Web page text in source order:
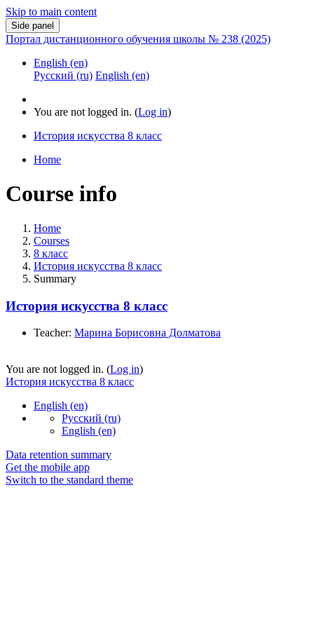
Skip to main content
Side panel
Портал дистанционного обучения школы № 238 (2025)
English ‎(en)‎
Русский ‎(ru)‎ English ‎(en)‎
You are not logged in. (Log in)
История искусства 8 класс
Home
Course info
Home
Courses
8 класс
История искусства 8 класс
Summary
История искусства 8 класс
Teacher: Марина Борисовна Долматова
You are not logged in. (Log in)
История искусства 8 класс
English ‎(en)‎
Русский ‎(ru)‎
English ‎(en)‎
Data retention summary
Get the mobile app
Switch to the standard theme